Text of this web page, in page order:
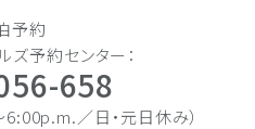
予約
ズ予約センター：
658
／日・元日休み）